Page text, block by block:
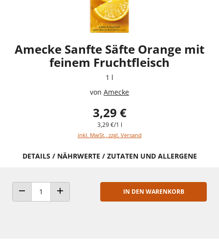
Amecke Sanfte Säfte Orange mit
feinem Fruchtfleisch
1 l
von Amecke
3,29 €
3,29 €/1 l
inkl. MwSt., zzgl. Versand
DETAILS / NÄHRWERTE / ZUTATEN UND ALLERGENE
ANZAHL VERRINGERNANZAHL ERHÖHEN
IN DEN WARENKORB